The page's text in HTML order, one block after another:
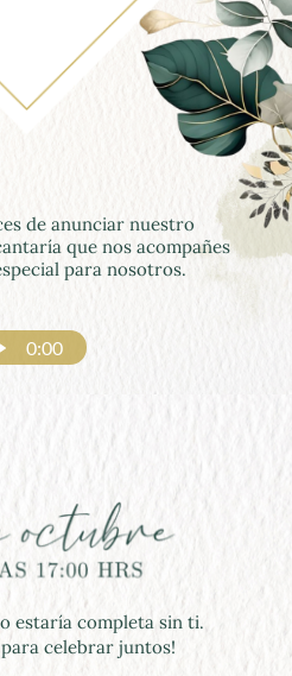
de anunciar nuestro
que nos acompañes
para nosotros.
0:00
estaría completa sin ti.
para celebrar juntos!